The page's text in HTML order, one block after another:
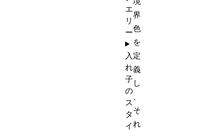
界
色
を
定
義
し
、
そ
れ
エ
リ
ー
入
れ
子
の
ス
タ
イ